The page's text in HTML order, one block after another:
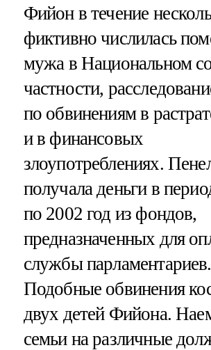
Фийон в течение
фиктивно числилась
мужа в Национальном
частности,
по обвинениям в
и в финансовых
злоупотреблениях.
получала деньги в
по 2002 год из фондов,
предназначенных для
службы парламентариев.
Подобные обвинения
двух детей Фийона.
семьи на различные